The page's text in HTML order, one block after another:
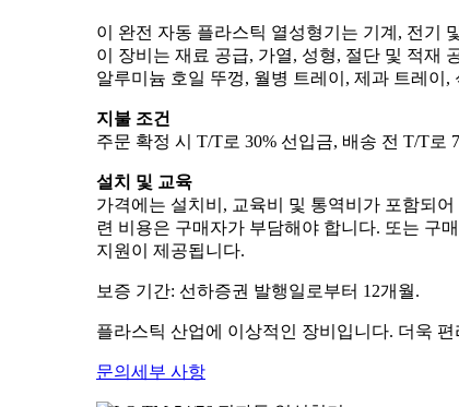
이 완전 자동 플라스틱 열성형기는 기계, 전기
이 장비는 재료 공급, 가열, 성형, 절단 및 적재
알루미늄 호일 뚜껑, 월병 트레이, 제과 트레이
지불 조건
주문 확정 시 T/T로 30% 선입금, 배송 전 T/T로
설치 및 교육
가격에는 설치비, 교육비 및 통역비가 포함되
련 비용은 구매자가 부담해야 합니다. 또는 구
지원이 제공됩니다.
보증 기간: 선하증권 발행일로부터 12개월.
플라스틱 산업에 이상적인 장비입니다. 더욱
문의 세부 사항